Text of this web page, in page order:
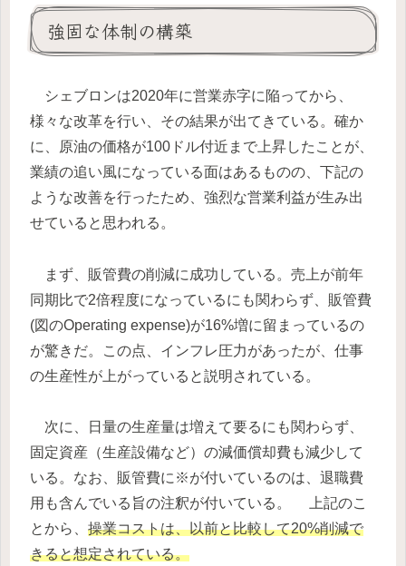
強固な体制の構築
シェブロンは2020年に営業赤字に陥ってから、
様々な改革を行い、その結果が出てきている。確か
に、原油の価格が100ドル付近まで上昇したことが、
業績の追い風になっている面はあるものの、下記の
ような改善を行ったため、強烈な営業利益が生み出
せていると思われる。
まず、販管費の削減に成功している。売上が前年
同期比で2倍程度になっているにも関わらず、販管費
(図のOperating expense)が16%増に留まっているの
が驚きだ。この点、インフレ圧力があったが、仕事
の生産性が上がっていると説明されている。
次に、日量の生産量は増えて要るにも関わらず、
固定資産（生産設備など）の減価償却費も減少して
いる。なお、販管費に※が付いているのは、退職費
用も含んでいる旨の注釈が付いている。 上記のこ
とから、 操業コストは、以前と比較して20%削減で
きると想定されている。